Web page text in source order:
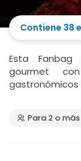
Contiene 38
Esta
gourmet
gastronómicos
Para 2 o